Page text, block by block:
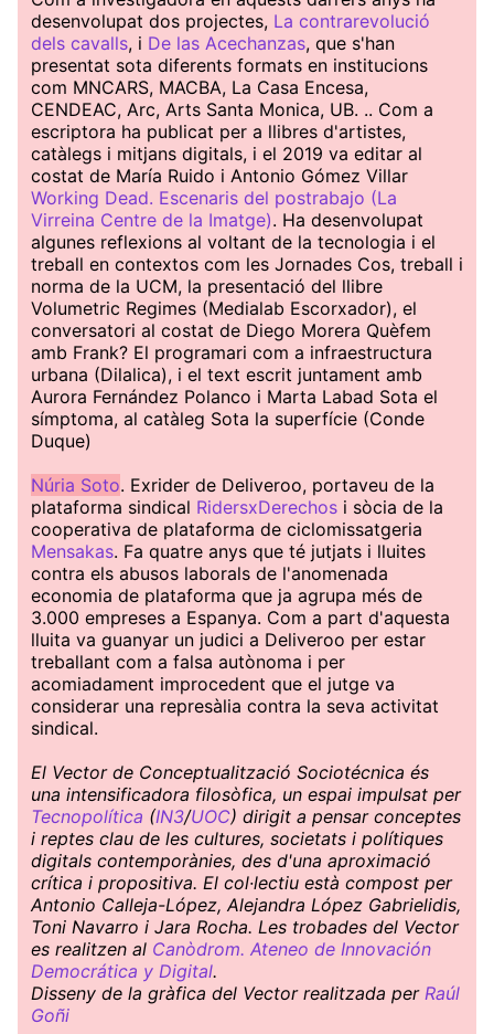
desenvolupat dos projectes, La contrarevolució
dels cavalls, i De las Acechanzas, que s'han
presentat sota diferents formats en institucions
com MNCARS, MACBA, La Casa Encesa,
CENDEAC, Arc, Arts Santa Monica, UB. .. Com a
escriptora ha publicat per a llibres d'artistes,
catàlegs i mitjans digitals, i el 2019 va editar al
costat de María Ruido i Antonio Gómez Villar
Working Dead. Escenaris del postrabajo (La
Virreina Centre de la Imatge). Ha desenvolupat
algunes reflexions al voltant de la tecnologia i el
treball en contextos com les Jornades Cos, treball i
norma de la UCM, la presentació del llibre
Volumetric Regimes (Medialab Escorxador), el
conversatori al costat de Diego Morera Quèfem
amb Frank? El programari com a infraestructura
urbana (Dilalica), i el text escrit juntament amb
Aurora Fernández Polanco i Marta Labad Sota el
símptoma, al catàleg Sota la superfície (Conde
Duque)
Núria Soto. Exrider de Deliveroo, portaveu de la
plataforma sindical RidersxDerechos i sòcia de la
cooperativa de plataforma de ciclomissatgeria
Mensakas. Fa quatre anys que té jutjats i lluites
contra els abusos laborals de l'anomenada
economia de plataforma que ja agrupa més de
3.000 empreses a Espanya. Com a part d'aquesta
lluita va guanyar un judici a Deliveroo per estar
treballant com a falsa autònoma i per
acomiadament improcedent que el jutge va
considerar una represàlia contra la seva activitat
sindical.
El Vector de Conceptualització Sociotécnica és
una intensificadora filosòfica, un espai impulsat per
Tecnopolítica (IN3/UOC) dirigit a pensar conceptes
i reptes clau de les cultures, societats i polítiques
digitals contemporànies, des d'una aproximació
crítica i propositiva. El col·lectiu està compost per
Antonio Calleja-López, Alejandra López Gabrielidis,
Toni Navarro i Jara Rocha. Les trobades del Vector
es realitzen al Canòdrom. Ateneo de Innovación
Democrática y Digital.
Disseny de la gràfica del Vector realitzada per Raúl
Goñi